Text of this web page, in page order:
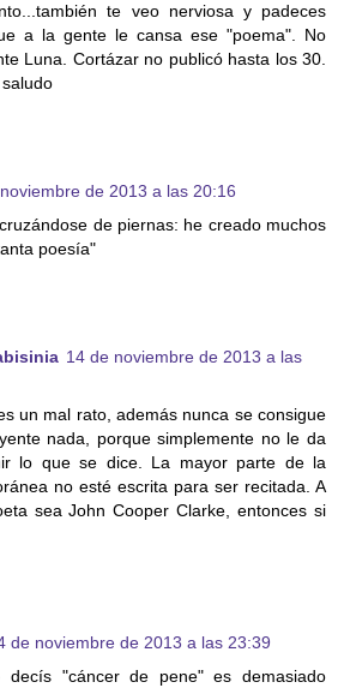
te veo nerviosa y padeces
a la gente le cansa ese "poema". No
Luna. Cortázar no publicó hasta los 30.
de 2013 a las 20:16
de piernas: he creado muchos
poesía"
14 de noviembre de 2013 a las
un mal rato, además nunca se consigue
nada, porque simplemente no le da
lo que se dice. La mayor parte de la
no esté escrita para ser recitada. A
sea John Cooper Clarke, entonces si
de noviembre de 2013 a las 23:39
decís "cáncer de pene" es demasiado